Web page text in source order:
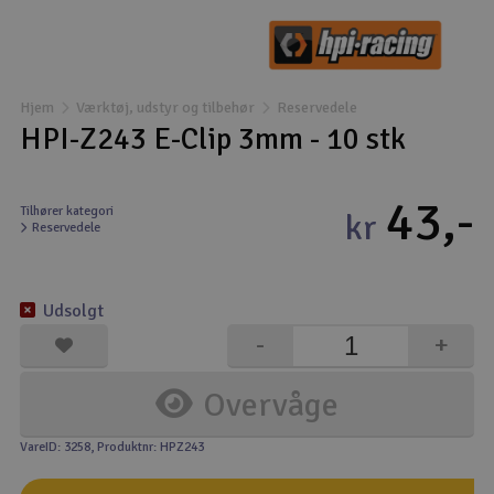
Droner til FPV
Fly
Helikopter
Modelbygg og byggesæt
Motor & tilbehør
Outlet
Hjem Værktøj, udstyr og tilbehør Reservedele
HPI-Z243 E-Clip 3mm - 10 stk
Tilhører kategori
Reservedele
kr 43,-
Overvåge
+
-
Udsolgt
VareID: 3258, Produktnr: HPZ243